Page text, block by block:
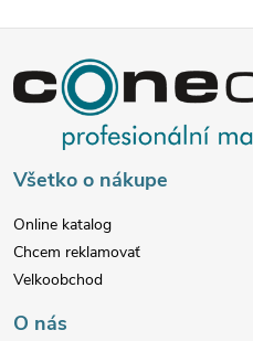
á
p
ä
t
Všetko o nákupe
Online katalog
Chcem reklamovať
Velkoobchod
O nás